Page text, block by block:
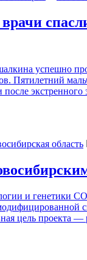
успешно
Пятилетний
экстренного
область
и генетики
цель проекта —